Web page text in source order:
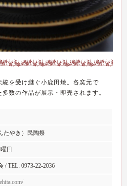
を受け継ぐ小鹿田焼。各窯元で
数の作品が展示・即売されます。
たやき）民陶祭
日
/ TEL: 0973-22-2036